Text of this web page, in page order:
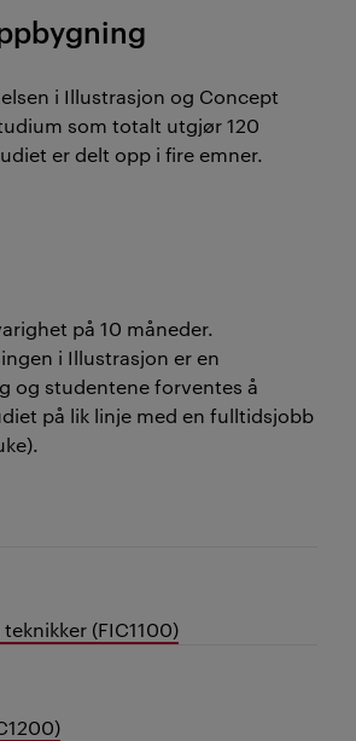
i Illustrasjon og Concept
som totalt utgjør 120
er delt opp i fire emner.
på 10 måneder.
i Illustrasjon er en
og studentene forventes å
på lik linje med en fulltidsjobb
(FIC1100)